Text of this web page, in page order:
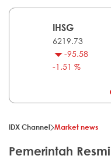
IHSG
6219.73
-95.58
-1.51 %
IDX Channel Market news
Pemerintah